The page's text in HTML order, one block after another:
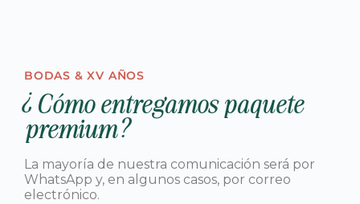
BODAS & XV AÑOS
¿Cómo entregamos paquete
premium?
La mayoría de nuestra comunicación será por
WhatsApp y, en algunos casos, por correo
electrónico.